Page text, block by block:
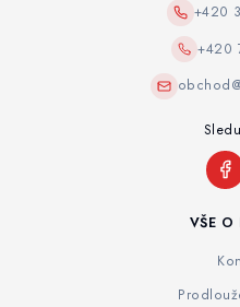
VŠE O
+420
+420